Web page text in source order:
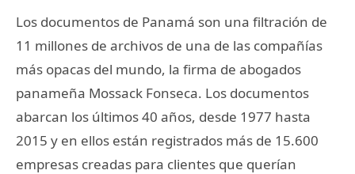
Los documentos de Panamá son una filtración de
11 millones de archivos de una de las compañías
más opacas del mundo, la firma de abogados
panameña Mossack Fonseca. Los documentos
abarcan los últimos 40 años, desde 1977 hasta
2015 y en ellos están registrados más de 15.600
empresas creadas para clientes que querían